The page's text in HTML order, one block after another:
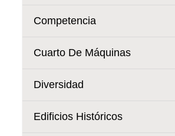
Competencia
Cuarto De Máquinas
Diversidad
Edificios Históricos